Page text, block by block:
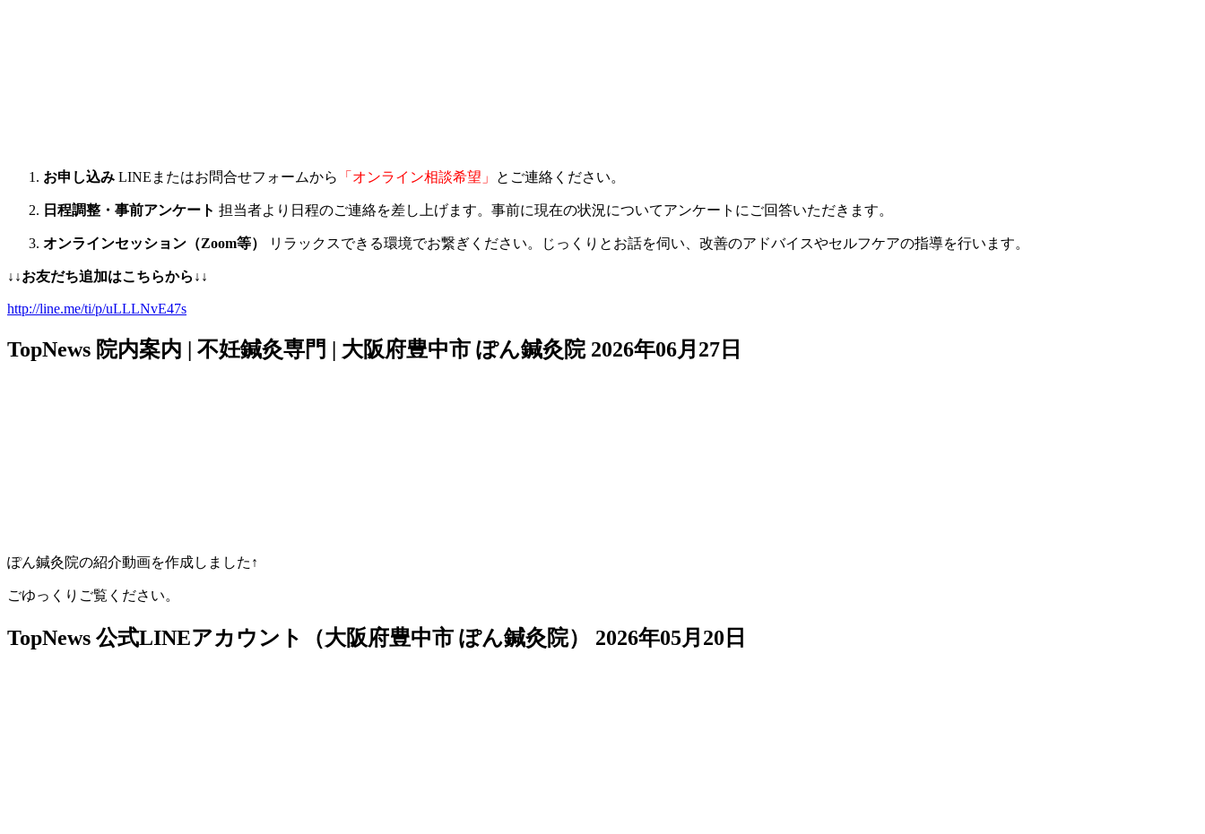
お申し込み LINEまたはお問合せフォームから 「オンライン相談希望」 とご連絡ください。
日程調整・事前アンケート 担当者より日程のご連絡を差し上げます。事前に現在の状況についてアンケートにご回答いただきます。
オンラインセッション（Zoom等） リラックスできる環境でお繋ぎください。じっくりとお話を伺い、改善のアドバイスやセルフケアの指導を行います。
↓↓お友だち追加はこちらから ↓↓
http://line.me/ti/p/uLLLNvE47s
TopNews 院内案内 | 不妊鍼灸専門 | 大阪府豊中市 ぽん鍼灸院 2026年06月27日
ぽん鍼灸院の紹介動画を作成しました↑
ごゆっくりご覧ください。
TopNews 公式LINEアカウント（大阪府豊中市 ぽん鍼灸院） 2026年05月20日